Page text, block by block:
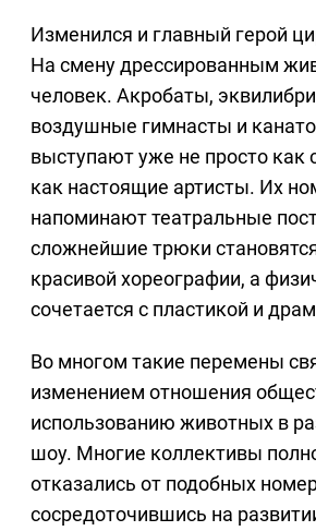
Изменился и главный герой
На смену дрессированным
человек. Акробаты,
воздушные гимнасты и
выступают уже не просто как
как настоящие артисты. Их
напоминают театральные
сложнейшие трюки
красивой хореографии, а
сочетается с пластикой и
Во многом такие перемены
изменением отношения
использованию животных в
шоу. Многие коллективы
отказались от подобных
сосредоточившись на